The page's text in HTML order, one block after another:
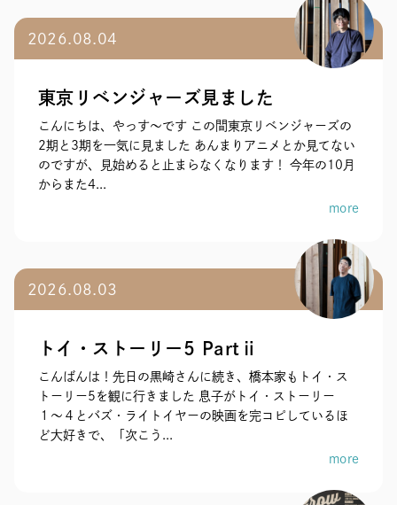
2026.08.04
東京リベンジャーズ見ました
こんにちは、やっす〜です この間東京リベンジャーズの
2期と3期を一気に見ました あんまりアニメとか見てない
のですが、見始めると止まらなくなります！ 今年の10月
からまた4...
more
2026.08.03
トイ・ストーリー5 Partⅱ
こんばんは！先日の黒崎さんに続き、橋本家もトイ・ス
トーリー5を観に行きました 息子がトイ・ストーリー
１〜４とバズ・ライトイヤーの映画を完コピしているほ
ど大好きで、「次こう...
more